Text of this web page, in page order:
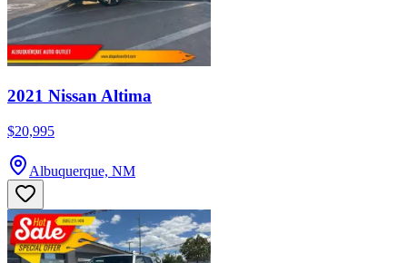
2021 Nissan Altima
$20,995
Albuquerque, NM